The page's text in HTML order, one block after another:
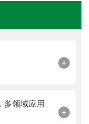
+
多领域应用
+